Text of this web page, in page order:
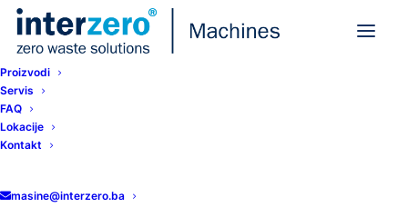
Proizvodi
Servis
FAQ
Lokacije
Kontakt
masine@interzero.ba
Home
Orwak Flex